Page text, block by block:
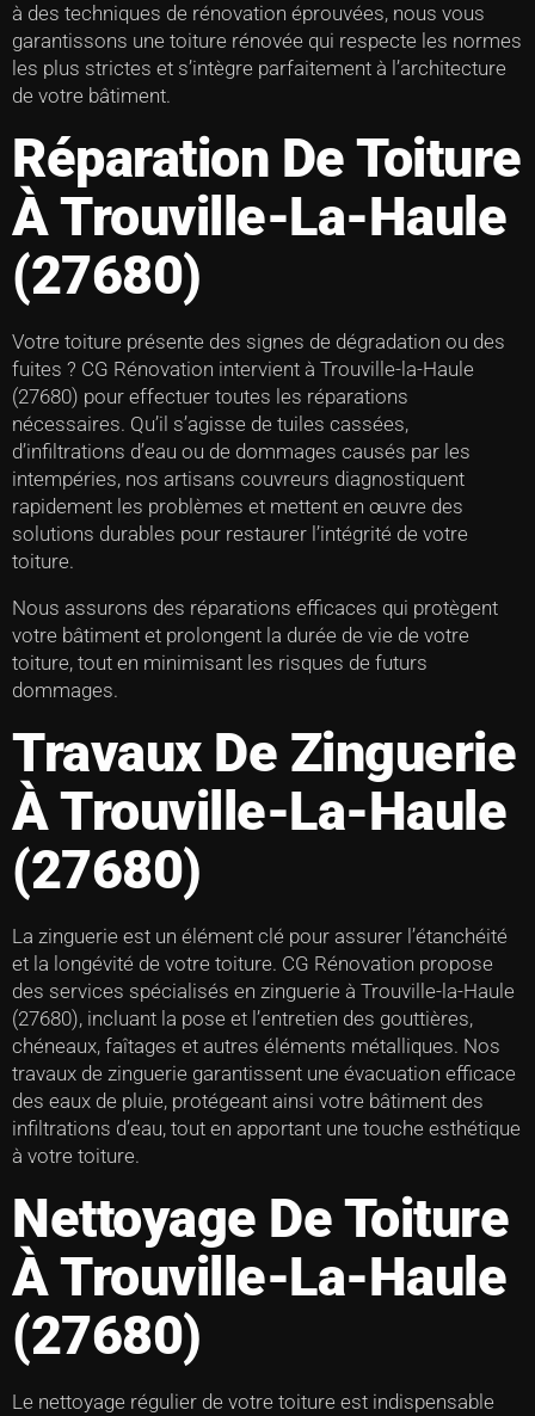
à des techniques de rénovation éprouvées, nous vous
garantissons une toiture rénovée qui respecte les normes
les plus strictes et s’intègre parfaitement à l’architecture
de votre bâtiment.
Réparation De Toiture
À Trouville-La-Haule
(27680)
Votre toiture présente des signes de dégradation ou des
fuites ? CG Rénovation intervient à Trouville-la-Haule
(27680) pour effectuer toutes les réparations
nécessaires. Qu’il s’agisse de tuiles cassées,
d’infiltrations d’eau ou de dommages causés par les
intempéries, nos artisans couvreurs diagnostiquent
rapidement les problèmes et mettent en œuvre des
solutions durables pour restaurer l’intégrité de votre
toiture.
Nous assurons des réparations efficaces qui protègent
votre bâtiment et prolongent la durée de vie de votre
toiture, tout en minimisant les risques de futurs
dommages.
Travaux De Zinguerie
À Trouville-La-Haule
(27680)
La zinguerie est un élément clé pour assurer l’étanchéité
et la longévité de votre toiture. CG Rénovation propose
des services spécialisés en zinguerie à Trouville-la-Haule
(27680), incluant la pose et l’entretien des gouttières,
chéneaux, faîtages et autres éléments métalliques. Nos
travaux de zinguerie garantissent une évacuation efficace
des eaux de pluie, protégeant ainsi votre bâtiment des
infiltrations d’eau, tout en apportant une touche esthétique
à votre toiture.
Nettoyage De Toiture
À Trouville-La-Haule
(27680)
Le nettoyage régulier de votre toiture est indispensable